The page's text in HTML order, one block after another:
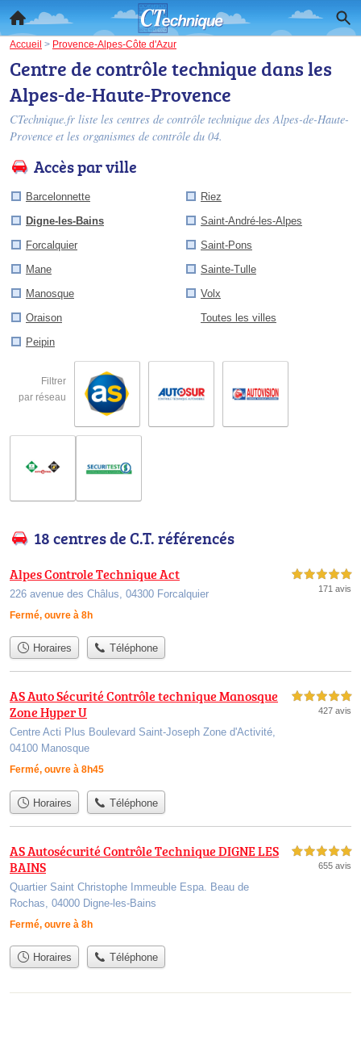
Accueil > Provence-Alpes-Côte d'Azur
Centre de contrôle technique dans les
Alpes-de-Haute-Provence
CTechnique.fr liste les centres de contrôle technique des Alpes-de-Haute-
Provence et les organismes de contrôle du 04.
Accès par ville
Barcelonnette
Digne-les-Bains
Forcalquier
Mane
Manosque
Oraison
Peipin
Riez
Saint-André-les-Alpes
Saint-Pons
Sainte-Tulle
Volx
Toutes les villes
Filtrer
par réseau
18 centres de C.T. référencés
Alpes Controle Technique Act
226 avenue des Châlus, 04300 Forcalquier
Fermé, ouvre à 8h
5,0 étoiles sur 5
171 avis
Horaires Téléphone
AS Auto Sécurité Contrôle technique Manosque
Zone Hyper U
Centre Acti Plus Boulevard Saint-Joseph Zone d'Activité,
04100 Manosque
Fermé, ouvre à 8h45
5,0 étoiles sur 5
427 avis
Horaires Téléphone
AS Autosécurité Contrôle Technique DIGNE LES
BAINS
Quartier Saint Christophe Immeuble Espa. Beau de
Rochas, 04000 Digne-les-Bains
Fermé, ouvre à 8h
5,0 étoiles sur 5
655 avis
Horaires Téléphone